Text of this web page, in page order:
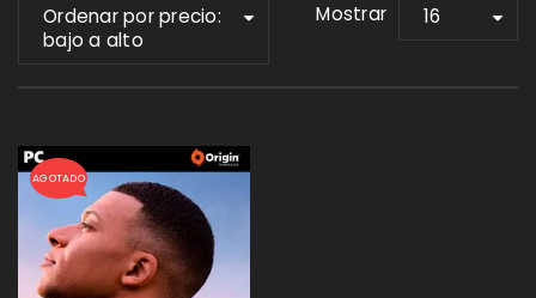
Ordenar por precio:
bajo a alto
Mostrar 16
AGOTADO